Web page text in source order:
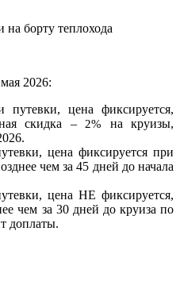
борту теплохода
2026:
путевки, цена фиксируется,
скидка – 2% на круизы,
цена фиксируется при
чем за 45 дней до начала
цена НЕ фиксируется,
чем за 30 дней до круиза по
доплаты.